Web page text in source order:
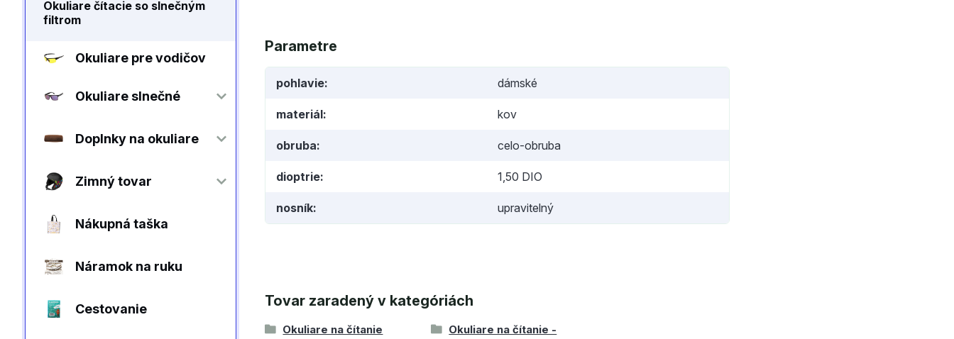
Okuliare čítacie so slnečným
filtrom
Okuliare pre vodičov
Okuliare slnečné
Doplnky na okuliare
Zimný tovar
Nákupná taška
Náramok na ruku
Cestovanie
Parametre
pohlavie dámské
materiál kov
obruba celo-obruba
dioptrie 1,50 DIO
nosník upravitelný
Tovar zaradený v kategóriách
Okuliare na čítanie
Okuliare na čítanie -